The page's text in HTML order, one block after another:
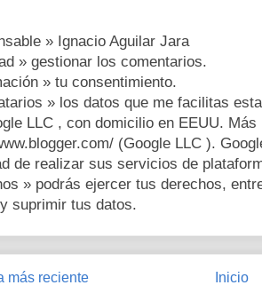
» Ignacio Aguilar Jara
» gestionar los comentarios.
» tu consentimiento.
» los datos que me facilitas
LLC , con domicilio en EEUU.
(Google LLC ).
de realizar sus servicios de
» podrás ejercer tus derechos,
suprimir tus datos.
más reciente Inicio